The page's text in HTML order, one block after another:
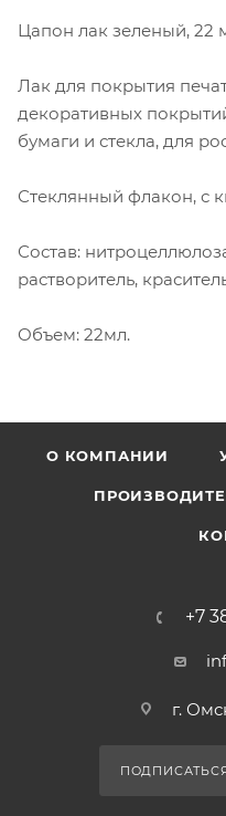
Цапон лак зеленый, 22
Лак для покрытия
декоративных
бумаги и стекла, для
Стеклянный флакон, с
Состав:
растворитель,
Объем: 22мл.
О КОМПАНИИ
+7
г.